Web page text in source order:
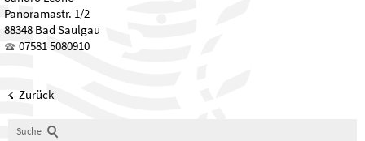
Panoramastr. 1/2
88348 Bad Saulgau
07581 5080910
Zurück
Suche